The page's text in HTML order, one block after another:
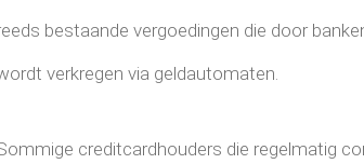
bestaande vergoedingen die door
verkregen via geldautomaten.
creditcardhouders die regelmatig